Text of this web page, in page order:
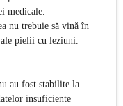
medicale.
nu trebuie să vină în
pielii cu leziuni.
au fost stabilite la
insuficiente